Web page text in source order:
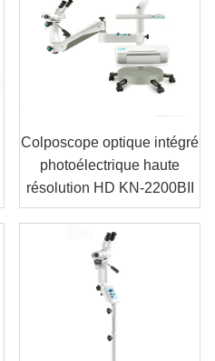
Colposcope optique intégré
photoélectrique haute
résolution HD KN-2200BII